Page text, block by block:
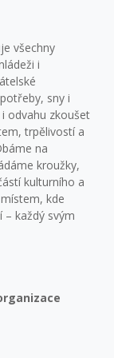
všechny
i
sny i
odvahu zkoušet
trpělivostí a
na
kroužky,
kulturního a
kde
každý svým